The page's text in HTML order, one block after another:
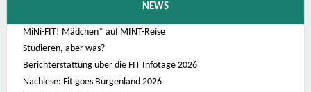
NEWS
MiNi-FIT! Mädchen* auf MINT-Reise
Studieren, aber was?
Berichterstattung über die FIT Infotage 2026
Nachlese: Fit goes Burgenland 2026